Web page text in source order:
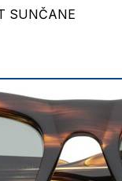
SUNČANE